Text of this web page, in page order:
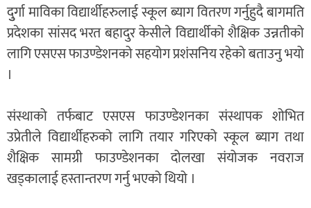
दुुर्गा माविका विद्यार्थीहरुलाई स्कूल ब्याग वितरण गर्नुहुदै बागमति
प्रदेशका सांसद भरत बहादुर केसीले विद्यार्थीको शैक्षिक उन्नतीको
लागि एसएस फाउण्डेशनको सहयोग प्रशंसनिय रहेको बताउनु भयो
।
संस्थाको तर्फबाट एसएस फाउण्डेशनका संस्थापक शोभित
उप्रेतीले विद्यार्थीहरुको लागि तयार गरिएको स्कूल ब्याग तथा
शैक्षिक सामग्री फाउण्डेशनका दोलखा संयोजक नवराज
खड्कालाई हस्तान्तरण गर्नु भएको थियो ।